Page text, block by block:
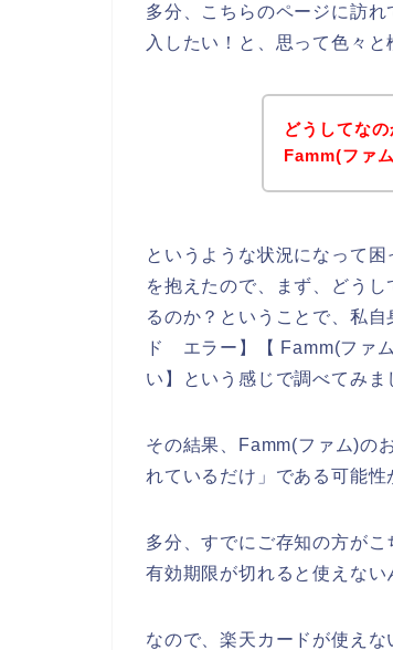
多分、こちらのページに訪
入したい！と、思って色々
どうしてな
Famm(ファ
というような状況になって
を抱えたので、まず、どう
るのか？ということで、私
ド エラー】【 Famm(ファ
い】という感じで調べてみま
その結果、Famm(ファム)の
れているだけ」である可能性
多分、すでにご存知の方が
有効期限が切れると使えない
なので、楽天カードが使え